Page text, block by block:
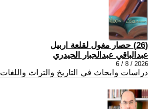
(26) حصار مغول لقلعة اربيل
عبدالباقي عبدالجبار الحيدري
2026 / 8 / 6
دراسات وابحاث في التاريخ والتراث واللغات